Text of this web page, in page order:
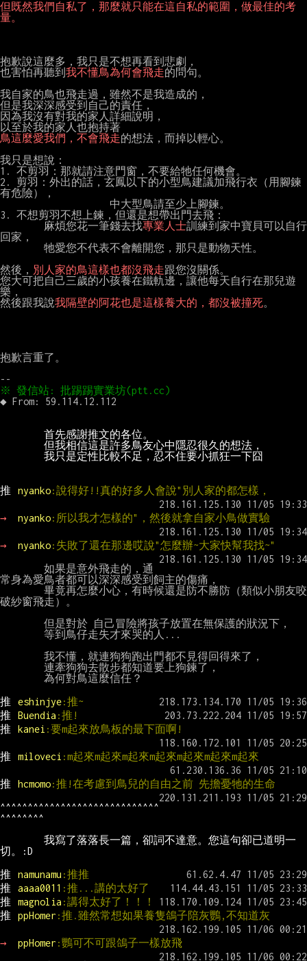
但既然我們自私了，那麼就只能在這自私的範圍，做最佳的考
量。
抱歉說這麼多，我只是不想再看到悲劇，
也害怕再聽到 我不懂鳥為何會飛走的問句。
我自家的鳥也飛走過，雖然不是我造成的，
但是我深深感受到自己的責任，
因為我沒有對我的家人詳細說明，
鳥這麼愛我們，不會飛走的想法，而掉以輕心。
我只是想說：
1. 不剪羽：那就請注意門窗，不要給牠任何機會。
2. 剪羽：外出的話，玄鳳以下的小型鳥建議加飛行衣（用腳鍊
有危險），
中大型鳥請至少上腳鍊。
3. 不想剪羽不想上鍊，但還是想帶出門去飛：
麻煩您花一筆錢去找專業人士訓練到家中寶貝可以自行
回家，
牠愛您不代表不會離開您，那只是動物天性。
然後， 別人家的鳥這樣也都沒飛走跟您沒關係。
您大可把自己三歲的小孩養在鐵軌邊，讓他每天自行在那兒遊
樂，
然後跟我說我隔壁的阿花也是這樣養大的，都沒被撞死。
抱歉言重了。
推 nyanko:說得好!!真的好多人會說"別人家的都怎樣，
→ nyanko:所以我才怎樣的"，然後就拿自家小鳥做實驗
→ nyanko:失敗了還在那邊哎說"怎麼辦~大家快幫我找~"
常身為愛鳥者都可以深深感受到飼主的傷痛，
破紗窗飛走）。
推
eshinjye:推~
推
Buendia :推!
推
kanei :要m起來放鳥板的最下面啊!
推 miloveci :m起來m起來m起來m起來m起來m起來m起來
推 hcmomo:推!在考慮到鳥兒的自由之前 先擔憂牠的生命
^^^^^^^^^^^^^^^^^^^^^^^^^^^^^
推
namunamu :推推
推
aaaa0011 :推...講的太好了
推
magnolia :講得太好了！！！
推
ppHomer :推.雖然常想如果養隻鴿子陪灰鸚,不知道灰
→ ppHomer :鸚可不可跟鴿子一樣放飛